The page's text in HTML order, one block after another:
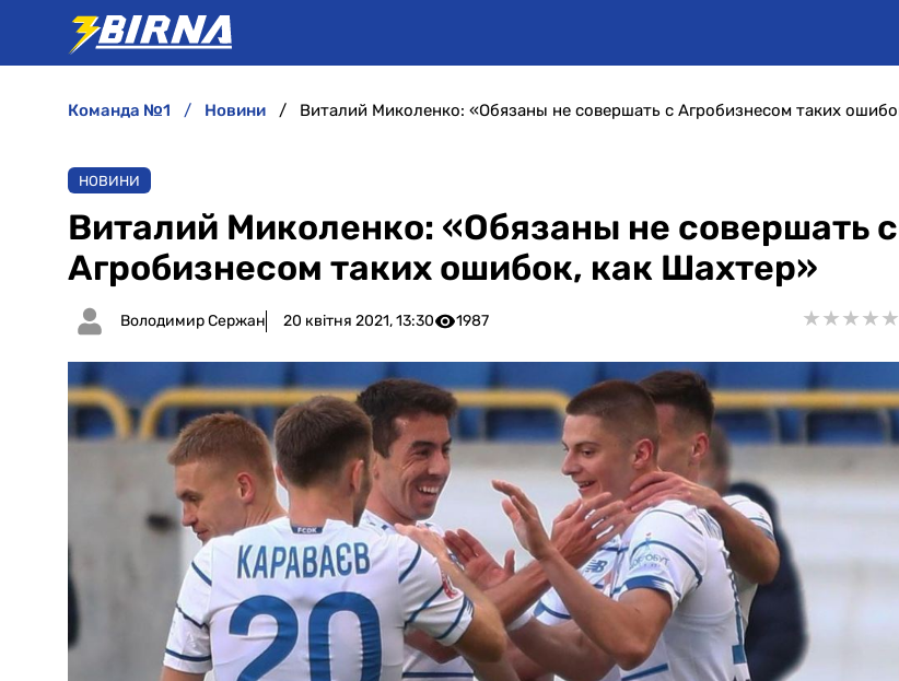
команда №1 новини
НОВИНИ
Виталий Миколенко: «Обязаны не совершать с
Агробизнесом таких ошибок, как Шахтер»
Володимир Сержан 20 квітня 2021, 13:30 1987 ★★★★★
★★★★★